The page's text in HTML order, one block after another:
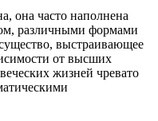
она часто наполнена
различными формами
выстраивающее
от высших
жизней чревато